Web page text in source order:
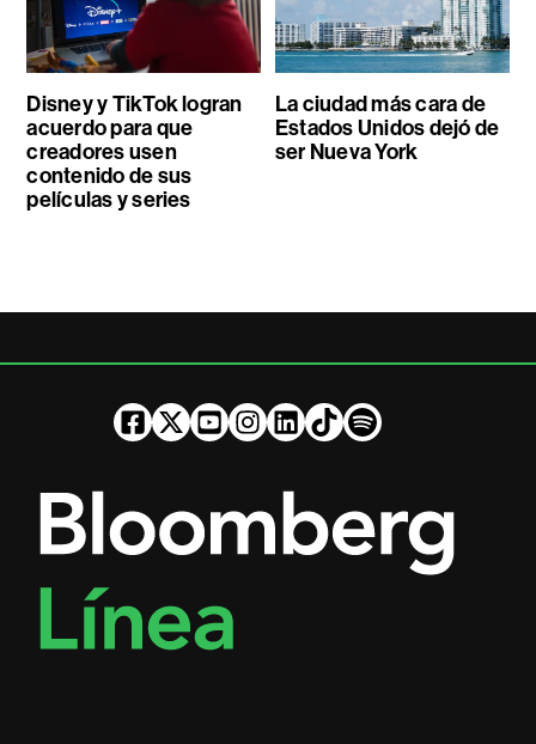
Disney y TikTok logran
acuerdo para que
creadores usen
contenido de sus
películas y series
La ciudad más cara de
Estados Unidos dejó de
ser Nueva York